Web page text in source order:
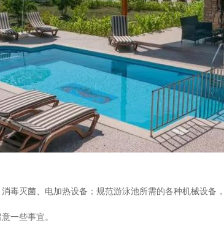
毒灭菌、电加热设备；规范游泳池所需的各种机械设备
一些事宜。